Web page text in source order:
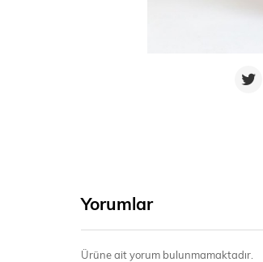
Yorumlar
Ürüne ait yorum bulunmamaktadır.